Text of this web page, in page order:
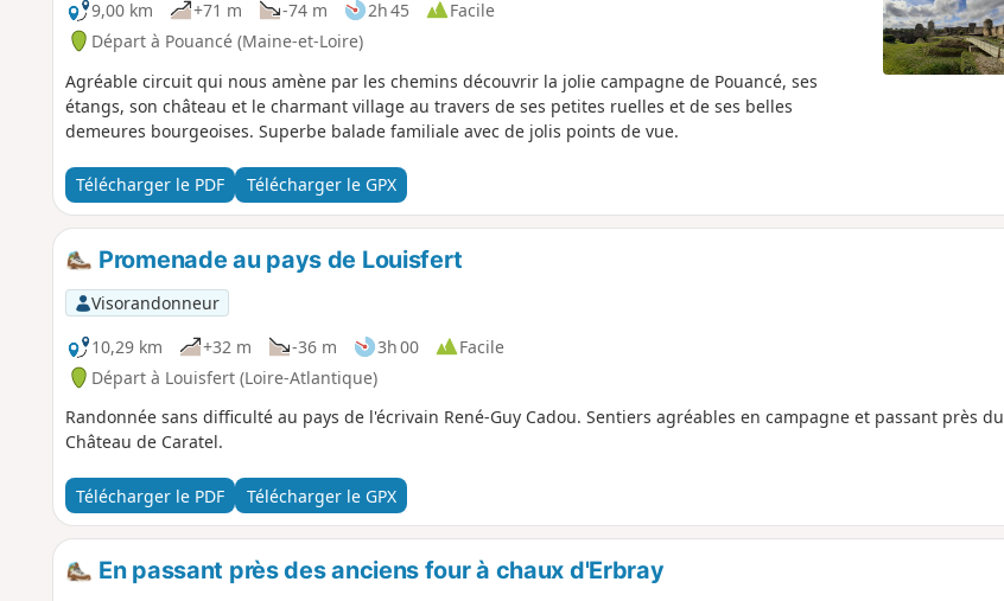
9,00 km
+71 m -74 m 2h 45
Facile
Départ à Pouancé (Maine-et-Loire)
Agréable circuit qui nous amène par les chemins découvrir la jolie campagne de Pouancé, ses
étangs, son château et le charmant village au travers de ses petites ruelles et de ses belles
demeures bourgeoises. Superbe balade familiale avec de jolis points de vue.
Télécharger le PDF Télécharger le GPX
Promenade au pays de Louisfert
Visorandonneur
10,29 km
+32 m -36 m 3h 00
Facile
Départ à Louisfert (Loire-Atlantique)
Randonnée sans difficulté au pays de l'écrivain René-Guy Cadou. Sentiers agréables en campagne et passant près du
Château de Caratel.
Télécharger le PDF Télécharger le GPX
En passant près des anciens four à chaux d'Erbray